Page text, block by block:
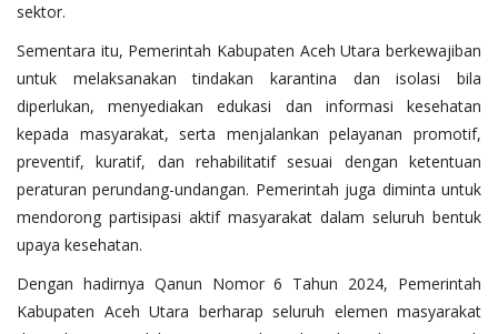
sektor.
Sementara itu, Pemerintah Kabupaten Aceh Utara berkewajiban
untuk melaksanakan tindakan karantina dan isolasi bila
diperlukan, menyediakan edukasi dan informasi kesehatan
kepada masyarakat, serta menjalankan pelayanan promotif,
preventif, kuratif, dan rehabilitatif sesuai dengan ketentuan
peraturan perundang-undangan. Pemerintah juga diminta untuk
mendorong partisipasi aktif masyarakat dalam seluruh bentuk
upaya kesehatan.
Dengan hadirnya Qanun Nomor 6 Tahun 2024, Pemerintah
Kabupaten Aceh Utara berharap seluruh elemen masyarakat